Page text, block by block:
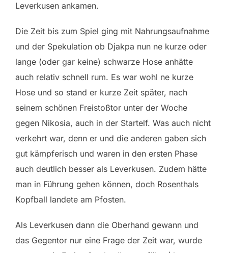
Leverkusen ankamen.
Die Zeit bis zum Spiel ging mit Nahrungsaufnahme
und der Spekulation ob Djakpa nun ne kurze oder
lange (oder gar keine) schwarze Hose anhätte
auch relativ schnell rum. Es war wohl ne kurze
Hose und so stand er kurze Zeit später, nach
seinem schönen Freistoßtor unter der Woche
gegen Nikosia, auch in der Startelf. Was auch nicht
verkehrt war, denn er und die anderen gaben sich
gut kämpferisch und waren in den ersten Phase
auch deutlich besser als Leverkusen. Zudem hätte
man in Führung gehen können, doch Rosenthals
Kopfball landete am Pfosten.
Als Leverkusen dann die Oberhand gewann und
das Gegentor nur eine Frage der Zeit war, wurde